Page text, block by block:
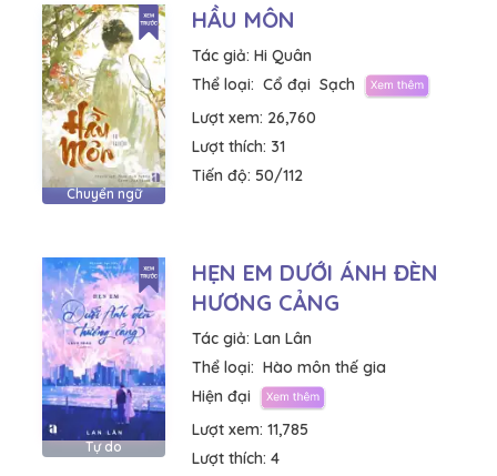
Chuyển ngữ
HẦU MÔN
Tác giả: Hi Quân
Thể loại: Cổ đại Sạch
Lượt xem: 26,760
Lượt thích: 31
Tiến độ: 50/112
Tự do
HẸN EM DƯỚI ÁNH ĐÈN
HƯƠNG CẢNG
Tác giả: Lan Lân
Thể loại: Hào môn thế gia
Hiện đại
Lượt xem: 11,785
Lượt thích: 4